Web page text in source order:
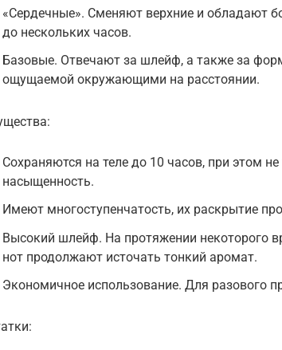
«Сердечные». Сменяют верхние и обладают
до нескольких часов.
Базовые. Отвечают за шлейф, а также за
ощущаемой окружающими на расстоянии.
Сохраняются на теле до 10 часов, при этом
насыщенность.
Имеют многоступенчатость, их раскрытие
Высокий шлейф. На протяжении некоторого
нот продолжают источать тонкий аромат.
Экономичное использование. Для разового